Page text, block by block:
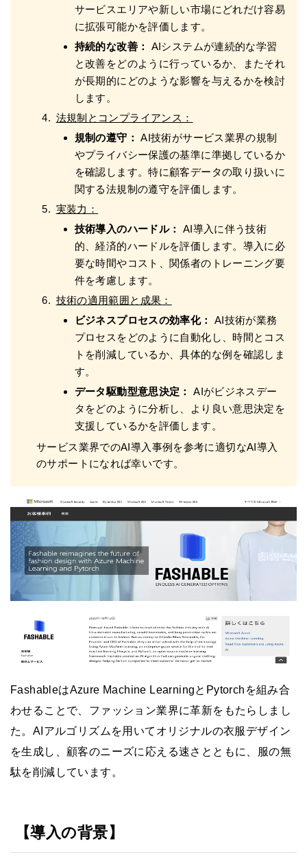
サービスエリアや新しい市場にどれだけ容易
に拡張可能かを評価します。
持続的な改善：
AIシステムが連続的な学習
と改善をどのように行っているか、またそれ
が長期的にどのような影響を与えるかを検討
します。
法規制とコンプライアンス：
規制の遵守： AI技術がサービス業界の規制
やプライバシー保護の基準に準拠しているか
を確認します。特に顧客データの取り扱いに
関する法規制の遵守を評価します。
実装力：
技術導入のハードル：
AI導入に伴う技術
的、経済的ハードルを評価します。導入に必
要な時間やコスト、関係者のトレーニング要
件を考慮します。
技術の適用範囲と成果：
ビジネスプロセスの効率化：
AI技術が業務
プロセスをどのように自動化し、時間とコス
トを削減しているか、具体的な例を確認しま
す。
データ駆動型意思決定：
AIがビジネスデー
タをどのように分析し、より良い意思決定を
支援しているかを評価します。
サービス業界でのAI導入事例を参考に適切なAI導入
のサポートになれば幸いです。
FashableはAzure Machine LearningとPytorchを組み合
わせることで、ファッション業界に革新をもたらしまし
た。AIアルゴリズムを用いてオリジナルの衣服デザイン
を生成し、顧客のニーズに応える速さとともに、服の無
駄を削減しています。
【導入の背景】